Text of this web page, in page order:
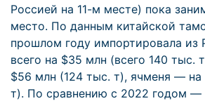
Россией на 11-м месте) пока
место. По данным китайской
прошлом году импортировала из
всего на $35 млн (всего 140 тыс.
$56 млн (124 тыс. т), ячменя — на
т). По сравнению с 2022 годом —